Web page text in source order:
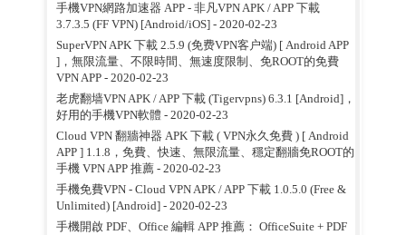
手機VPN網路加速器 APP - 非凡VPN APK / APP 下載
3.7.3.5 (FF VPN) [Android/iOS]- 2020-02-23
SuperVPN APK 下載 2.5.9 (免费VPN客户端) [ Android APP
]，無限流量、不限時間、無速度限制、免ROOT的免費
VPN APP- 2020-02-23
老虎翻墙VPN APK / APP 下載 (Tigervpns) 6.3.1 [Android]，
好用的手機VPN軟體 - 2020-02-23
Cloud VPN 翻牆神器 APK 下載 ( VPN永久免費 ) [ Android
APP ] 1.1.8，免費、快速、無限流量、穩定翻牆免ROOT的
手機 VPN APP 推薦- 2020-02-23
手機免費VPN - Cloud VPN APK / APP 下載 1.0.5.0 (Free &
Unlimited) [Android]- 2020-02-23
手機開啟 PDF、Office 編輯 APP 推薦： OfficeSuite + PDF